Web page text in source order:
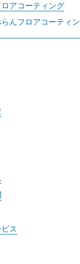
アコーティング
んフロアコーティン
ス